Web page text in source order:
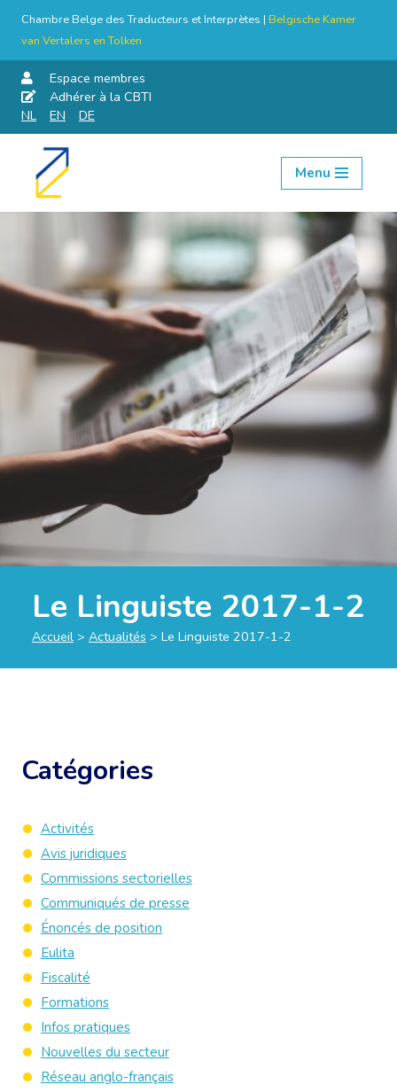
Chambre Belge des Traducteurs et Interprètes | Belgische Kamer
van Vertalers en Tolken
Espace membres
Adhérer à la CBTI
NL
EN DE
Aller
Menu
Le Linguiste 2017-1-2
Accueil > Actualités > Le Linguiste 2017-1-2
Catégories
Activités
Avis juridiques
Commissions sectorielles
Communiqués de presse
Énoncés de position
Eulita
Fiscalité
Formations
Infos pratiques
Nouvelles du secteur
Réseau anglo-français